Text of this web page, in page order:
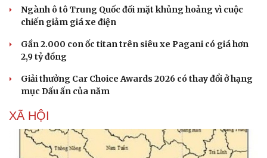
Ngành ô tô Trung Quốc đối mặt khủng hoảng vì cuộc
chiến giảm giá xe điện
Gần 2.000 con ốc titan trên siêu xe Pagani có giá hơn
2,9 tỷ đồng
Giải thưởng Car Choice Awards 2026 có thay đổi ở hạng
mục Dấu ấn của năm
XÃ HỘI